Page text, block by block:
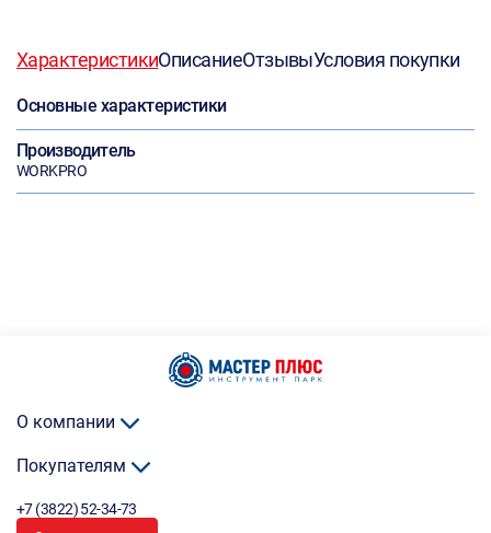
ХарактеристикиОписаниеОтзывыУсловия покупки
Основные характеристики
Производитель
WORKPRO
О компании
Покупателям
+7 (3822) 52-34-73